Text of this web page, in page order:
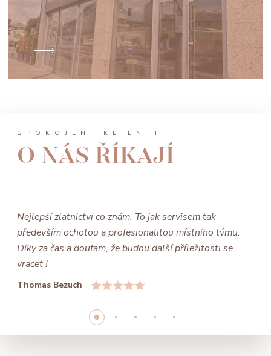
SPOKOJENÍ KLIENTI
O NÁS ŘÍKAJÍ
Nejlepší zlatnictví co znám. To jak servisem tak
především ochotou a profesionalitou místního týmu.
Díky za čas a doufam, že budou další příležitosti se
vracet !
Thomas Bezuch